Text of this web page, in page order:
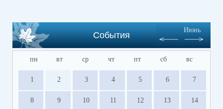
События
Июнь
пн вт ср чт пт сб вс
1 2 3 4 5 6 7
8 9 10 11 12 13 14